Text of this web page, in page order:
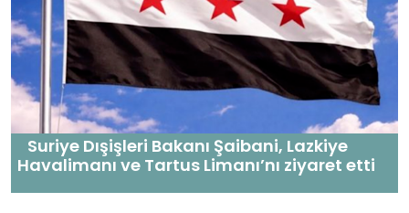
Suriye Dışişleri Bakanı Şaibani, Lazkiye
Havalimanı ve Tartus Limanı’nı ziyaret etti